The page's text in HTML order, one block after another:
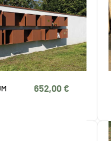
652,00 €